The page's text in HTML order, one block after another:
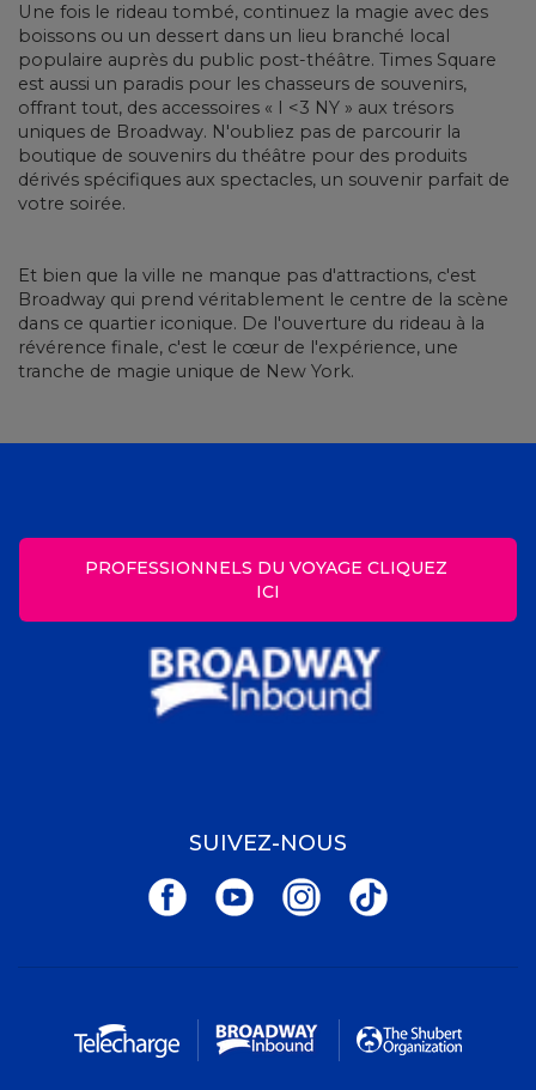
Une fois le rideau tombé, continuez la magie avec des
boissons ou un dessert dans un lieu branché local
populaire auprès du public post-théâtre. Times Square
est aussi un paradis pour les chasseurs de souvenirs,
offrant tout, des accessoires « I <3 NY » aux trésors
uniques de Broadway. N'oubliez pas de parcourir la
boutique de souvenirs du théâtre pour des produits
dérivés spécifiques aux spectacles, un souvenir parfait de
votre soirée.
Et bien que la ville ne manque pas d'attractions, c'est
Broadway qui prend véritablement le centre de la scène
dans ce quartier iconique. De l'ouverture du rideau à la
révérence finale, c'est le cœur de l'expérience, une
tranche de magie unique de New York.
PROFESSIONNELS DU VOYAGE CLIQUEZ
ICI
SUIVEZ-NOUS